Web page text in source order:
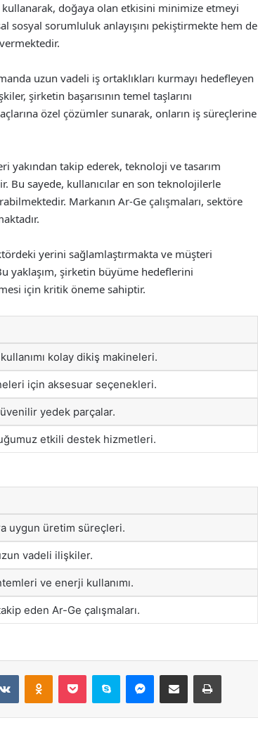
doğaya olan etkisini minimize etmeyi
sosyal sorumluluk anlayışını pekiştirmekte hem de
uzun vadeli iş ortaklıkları kurmayı hedefleyen
şirketin başarısının temel taşlarını
özel çözümler sunarak, onların iş süreçlerine
yakından takip ederek, teknoloji ve tasarım
Bu sayede, kullanıcılar en son teknolojilerle
Markanın Ar-Ge çalışmaları, sektöre
yerini sağlamlaştırmakta ve müşteri
yaklaşım, şirketin büyüme hedeflerini
için kritik öneme sahiptir.
kolay dikiş makineleri.
için aksesuar seçenekleri.
yedek parçalar.
etkili destek hizmetleri.
uygun üretim süreçleri.
vadeli ilişkiler.
ve enerji kullanımı.
eden Ar-Ge çalışmaları.
VKontakteOdnoklassniki
Pocket Skype Messenger
E-Posta ile paylaş Yazdır